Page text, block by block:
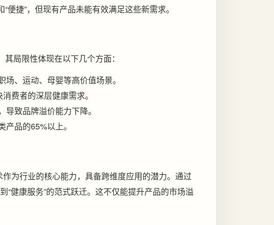
便捷”，但现有产品未能有效满足这些新需求。
其局限性体现在以下几个方面：
、运动、母婴等高价值场景。
费者的深层健康需求。
致品牌溢价能力下降。
品的65%以上。
为行业的核心能力，具备跨维度应用的潜力。通过
“健康服务”的范式跃迁。这不仅能提升产品的市场溢